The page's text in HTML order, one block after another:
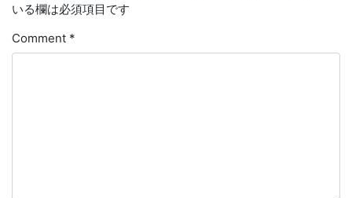
いる欄は必須項目です
Comment *